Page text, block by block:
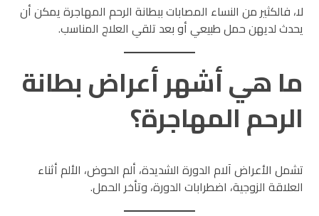
لا، فالكثير من النساء المصابات ببطانة الرحم المهاجرة يمكن أن
يحدث لديهن حمل طبيعي أو بعد تلقي العلاج المناسب.
ما هي أشهر أعراض بطانة
الرحم المهاجرة؟
تشمل الأعراض آلام الدورة الشديدة، ألم الحوض، الألم أثناء
العلاقة الزوجية، اضطرابات الدورة، وتأخر الحمل.